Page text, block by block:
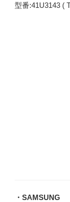
型番:41U3143 (
・SAMSUNG